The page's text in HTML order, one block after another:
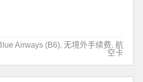
Airways (B6), 无境外手续费, 航
空卡